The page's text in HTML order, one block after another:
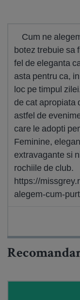
Cum ne
botez trebuie sa
fel de eleganta
asta pentru ca,
loc pe timpul
de cat apropiata
astfel de
care le adopti
Feminine,
extravagante si
rochiile de club.
https://
alegem-cum-